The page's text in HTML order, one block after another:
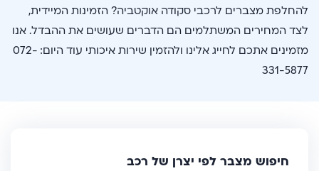
להחלפת מצברים לרכבי סקודה אוקטביה? הזמינות המיידית,
לצד המחירים המשתלמים הם הדברים שעושים את ההבדל. אנו
מזמינים אתכם לחייג אלינו ולהזמין שירות איכותי עוד היום: 072-
331-5877
חיפוש מצבר לפי יצרן של רכב